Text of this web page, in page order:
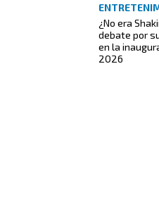
¿No era
debate por
en la
2026